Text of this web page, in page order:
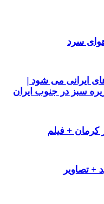
سرد
ایرانی می شود |
سبز در جنوب ایران
کرمان + فیلم
+ تصاویر